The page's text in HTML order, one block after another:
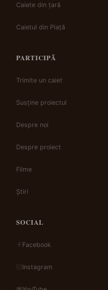
Caiete din țară
Caietul din Piață
PARTICIPĂ
Trimite un caiet
Susține proiectul
Despre noi
Despre proiect
Filme
Știri
SOCIAL
Facebook
Instagram